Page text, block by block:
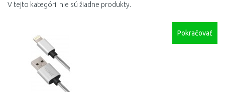
V tejto kategórii nie sú žiadne produkty.
Pokračovať